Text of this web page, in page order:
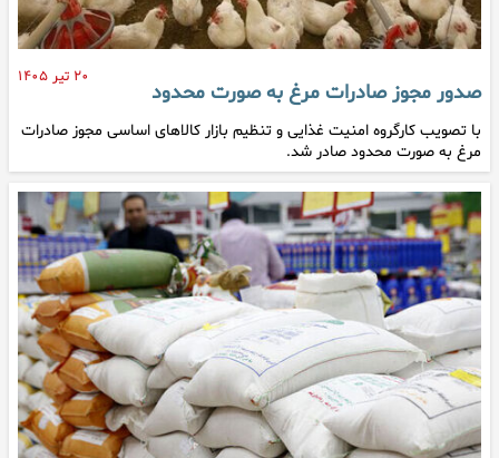
۲۰ تیر ۱۴۰۵
صدور مجوز صادرات مرغ به صورت محدود
با تصویب کارگروه امنیت غذایی ‌و تنظیم بازار کالاهای اساسی مجوز صادرات
مرغ به صورت محدود صادر شد.